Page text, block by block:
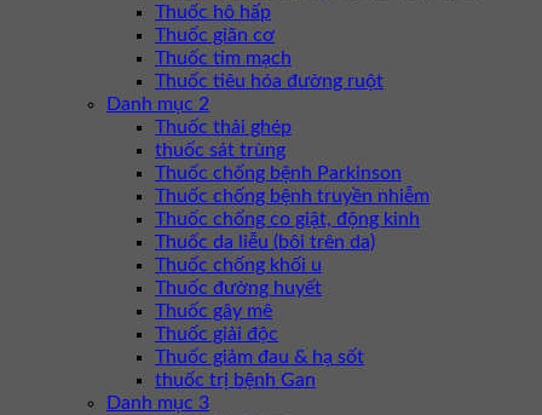
Thuốc hô hấp
Thuốc giãn cơ
Thuốc tim mạch
Thuốc tiêu hóa đường ruột
Danh mục 2
Thuốc thải ghép
thuốc sát trùng
Thuốc chống bệnh Parkinson
Thuốc chống bệnh truyền nhiễm
Thuốc chống co giật, động kinh
Thuốc da liễu (bôi trên da)
Thuốc chống khối u
Thuốc đường huyết
Thuốc gây mê
Thuốc giải độc
Thuốc giảm đau & hạ sốt
thuốc trị bệnh Gan
Danh mục 3